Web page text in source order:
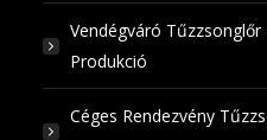
Vendégváró Tűzzsonglőr
Produkció
Céges Rendezvény